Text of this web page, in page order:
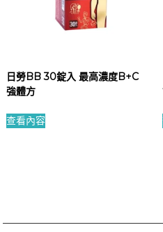
日勞BB 30錠入 最高濃度B+C
強體方
查看內容